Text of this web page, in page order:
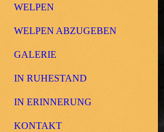
WELPEN
WELPEN ABZUGEBEN
GALERIE
IN RUHESTAND
IN ERINNERUNG
KONTAKT